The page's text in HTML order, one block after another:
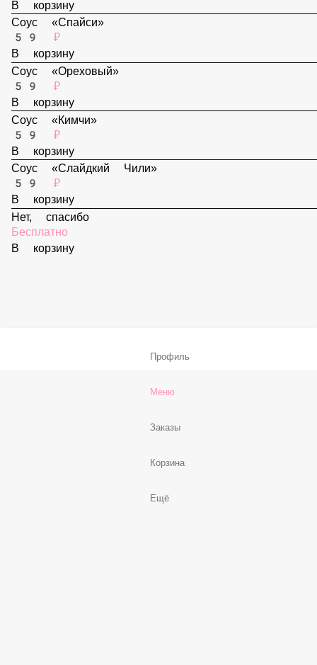
Соус «Шрирача»
59 ₽
В корзину
Соус «Спайси»
59 ₽
В корзину
Соус «Ореховый»
В корзину
59 ₽
В корзину
Соус «Слайдкий Чили»
Профиль
Меню